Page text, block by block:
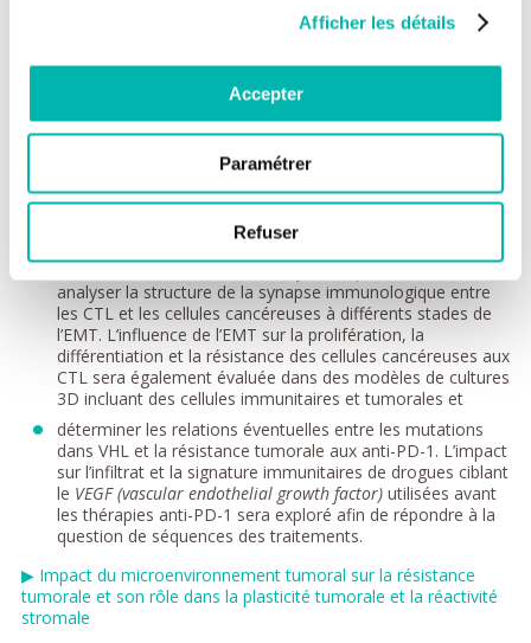
Afficher les détails
Accepter
Paramétrer
Refuser
combinatoires dans des modèles précliniques en ciblant
les voies associées à l’hypoxie et optimisant les réponses
évaluer les effets des mutations dans le gène P53 et sa
réactivation pharmacologique sur la sensibilité tumorale
aux effecteurs cytotoxiques. Est ce que la réactivation de
p53 sensibilise les cellules cancéreuses à la lyse par des
CTL, diminuerait l’expression de PD-L1 et retarderait la
progression tumorale et l’invasion sont aussi des
tumoraux résistants à l’action cytotoxique des CTL et
analyser la structure de la synapse immunologique entre
les CTL et les cellules cancéreuses à différents stades de
l’EMT. L’influence de l’EMT sur la prolifération, la
différentiation et la résistance des cellules cancéreuses aux
CTL sera également évaluée dans des modèles de cultures
3D incluant des cellules immunitaires et tumorales et
déterminer les relations éventuelles entre les mutations
dans VHL et la résistance tumorale aux anti-PD-1. L’impact
sur l’infiltrat et la signature immunitaires de drogues ciblant
le VEGF (vascular endothelial growth factor)utilisées avant
les thérapies anti-PD-1 sera exploré afin de répondre à la
question de séquences des traitements.
▶ Impact du microenvironnement tumoral sur la résistance
tumorale et son rôle dans la plasticité tumorale et la réactivité
stromale